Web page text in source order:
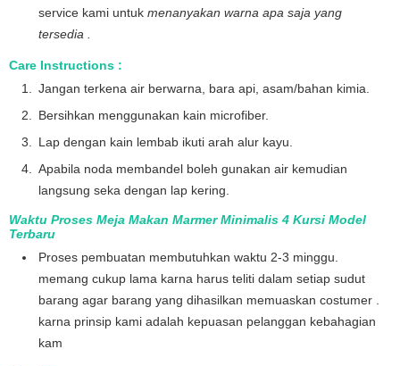
service kami untuk menanyakan warna apa saja yang
tersedia .
Care Instructions :
Jangan terkena air berwarna, bara api, asam/bahan kimia.
Bersihkan menggunakan kain microfiber.
Lap dengan kain lembab ikuti arah alur kayu.
Apabila noda membandel boleh gunakan air kemudian
langsung seka dengan lap kering.
Waktu Proses Meja Makan Marmer Minimalis 4 Kursi Model
Terbaru
Proses pembuatan membutuhkan waktu 2-3 minggu.
memang cukup lama karna harus teliti dalam setiap sudut
barang agar barang yang dihasilkan memuaskan costumer .
karna prinsip kami adalah kepuasan pelanggan kebahagian
kam